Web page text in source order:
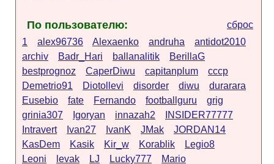
По пользователю:
сброс
1
alex96736 Alexaenko andruha
antidot2010
archiv
Badr_Hari ballanalitik
BerillaG
bestprognoz
CaperDiwu capitanplum
cccp
Demetrio91
Diotollevi disorder diwu
durarara
Eusebio
fate Fernando footballguru
grig
grinia307
Igoryan innazah2
INSIDER77777
Intravert
Ivan27 IvanK JMak
JORDAN14
KasDem
Kasik Kir_w Korablik
Legio8
Leoni
levak LJ Lucky777
Mario